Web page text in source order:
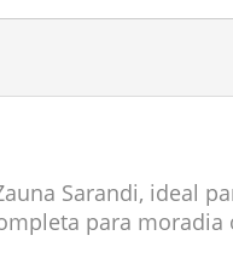
Sarandi, ideal
para moradia